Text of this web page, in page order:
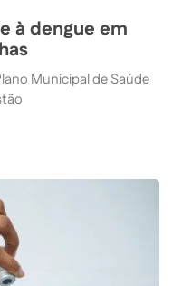
à dengue em
Municipal de Saúde